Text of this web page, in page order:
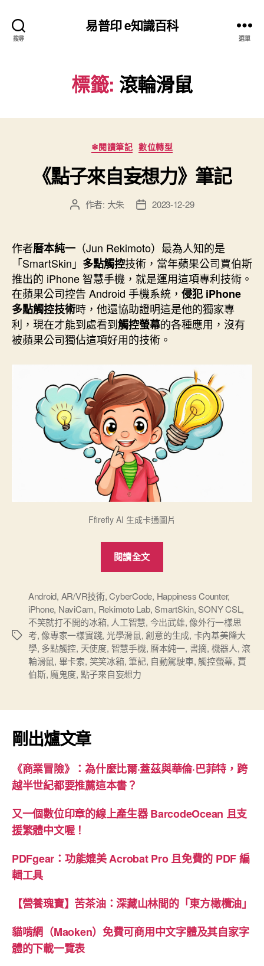
搜尋
易普印 e知識百科
選單
標籤: 滾輪滑鼠
分
類
❄閱讀筆記 數位轉型
《點子來自妄想力》筆記
文
者
作者: 大朱
文
佈
日
期
2023-12-29
作者曆本純一 （Jun Rekimoto）最為人知的是
「SmartSkin」 多點觸控技術，當年蘋果公司賈伯斯
推出的 iPhone 智慧手機，就是運用這項專利技術。
在蘋果公司控告 Android 手機系統， 侵犯 iPhone
多點觸控技術時，他還協助證明這是他的獨家專
利，現在才能到處看到觸控螢幕的各種應用，沒有
被蘋果公司獨佔這項好用的技術。
Ffirefly AI 生成卡通圖片
閱讀全文
自
妄
想
力》
筆
標
Android, AR/VR技術,CyberCode, Happiness Counter,
iPhone, NaviCam, Rekimoto Lab,SmartSkin,SONY CSL,
不笑就打不開的冰箱, 人工智慧, 今出武雄,像外行一樣思
考,像專家一樣實踐, 光學滑鼠,創意的生成, 卡內基美隆大
學, 多點觸控, 天使度, 智慧手機, 曆本純一, 書摘, 機器人,滾
輪滑鼠, 畢卡索, 笑笑冰箱,筆記, 自動駕駛車,觸控螢幕, 賈
伯斯, 魔鬼度, 點子來自妄想力
剛出爐文章
《商業冒險》：為什麼比爾·蓋茲與華倫·巴菲特，跨
越半世紀都要推薦這本書？
又一個數位印章的線上產生器 BarcodeOcean 且支
援繁體中文喔！
PDFgear：功能媲美 Acrobat Pro 且免費的 PDF 編
輯工具
【營養瑰寶】苦茶油：深藏山林間的「東方橄欖油」
貓啃網（Maoken）免費可商用中文字體及其自家字
體的下載一覽表